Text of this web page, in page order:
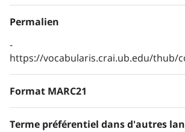
Permalien
https://vocabularis.crai.ub.edu/thub/
Format MARC21
Terme préférentiel dans d'autres